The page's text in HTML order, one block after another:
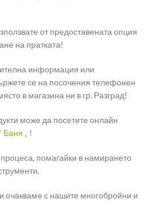
от предоставената опция
на пратката!
информация или
се на посочения телефонен
в магазина ни в гр. Разград!
може да посетите онлайн
Баня „ !
помагайки в намирането
очакваме с нашите многобройни и